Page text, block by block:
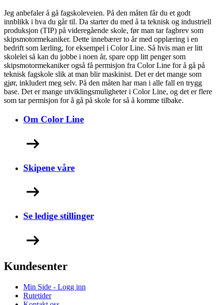
Jeg anbefaler å gå fagskoleveien. På den måten får du et godt
innblikk i hva du går til. Da starter du med å ta teknisk og industriell
produksjon (TIP) på videregående skole, før man tar fagbrev som
skipsmotormekaniker. Dette innebærer to år med opplæring i en
bedrift som lærling, for eksempel i Color Line. Så hvis man er litt
skolelei så kan du jobbe i noen år, spare opp litt penger som
skipsmotormekaniker også få permisjon fra Color Line for å gå på
teknisk fagskole slik at man blir maskinist. Det er det mange som
gjør, inkludert meg selv. På den måten har man i alle fall en trygg
base. Det er mange utviklingsmuligheter i Color Line, og det er flere
som tar permisjon for å gå på skole for så å komme tilbake.
Om Color Line
Skipene våre
Se ledige stillinger
Kundesenter
Min Side - Logg inn
Rutetider